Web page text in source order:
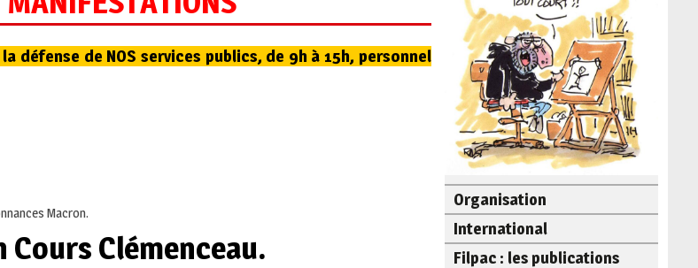
défense de NOS services publics, de 9h à 15h, personnel
Macron.
Cours Clémenceau.
Organisation
International
Filpac : les publications